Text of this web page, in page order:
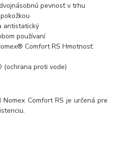
pevnosť v trhu
antistatický
používaní
Comfort RS Hmotnosť:
(ochrana proti vode)
Nomex Comfort RS je určená pre